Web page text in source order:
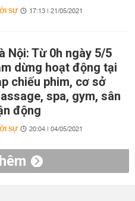
SỰ 17:13 | 21/05/2021
Nội: Từ 0h ngày 5/5
dừng hoạt động tại
chiếu phim, cơ sở
spa, gym, sân
động
SỰ 20:04 | 04/05/2021